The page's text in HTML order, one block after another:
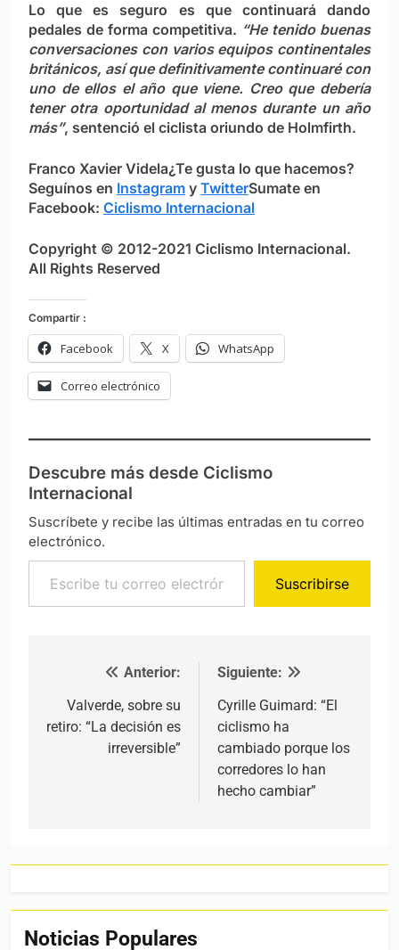
Lo que es seguro es que continuará dando
pedales de forma competitiva. “He tenido buenas
conversaciones con varios equipos continentales
británicos, así que definitivamente continuaré con
uno de ellos el año que viene. Creo que debería
tener otra oportunidad al menos durante un año
más”, sentenció el ciclista oriundo de Holmfirth.
Franco Xavier Videla¿Te gusta lo que hacemos?
Seguínos en Instagram y TwitterSumate en
Facebook: Ciclismo Internacional
Copyright © 2012-2021 Ciclismo Internacional.
All Rights Reserved
Compartir :
Facebook X WhatsApp
Correo electrónico
Descubre más desde Ciclismo
Internacional
Suscríbete y recibe las últimas entradas en tu correo
electrónico.
Escribe tu correo electrónico…
Suscribirse
Navegación de entradas
Anterior:
Valverde, sobre su
retiro: “La decisión es
irreversible”
Siguiente:
Cyrille Guimard: “El
ciclismo ha
cambiado porque los
corredores lo han
hecho cambiar”
Noticias Populares